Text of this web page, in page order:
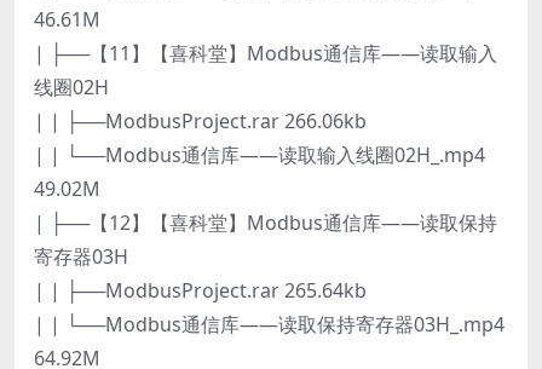
46.61M
| ├──【11】【喜科堂】Modbus通信库——读取输入
线圈02H
| | ├──ModbusProject.rar 266.06kb
| | └──Modbus通信库——读取输入线圈02H_.mp4
49.02M
| ├──【12】【喜科堂】Modbus通信库——读取保持
寄存器03H
| | ├──ModbusProject.rar 265.64kb
| | └──Modbus通信库——读取保持寄存器03H_.mp4
64.92M